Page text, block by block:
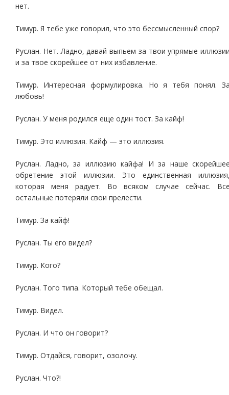
нет.
Тимур. Я тебе уже говорил, что это бессмысленный спор?
Руслан. Нет. Ладно, давай выпьем за твои упрямые
и за твое скорейшее от них избавление.
Тимур. Интересная формулировка. Но я тебя понял.
любовь!
Руслан. У меня родился еще один тост. За кайф!
Тимур. Это иллюзия. Кайф — это иллюзия.
Руслан. Ладно, за иллюзию кайфа! И за наше
обретение этой иллюзии. Это единственная
которая меня радует. Во всяком случае сейчас.
остальные потеряли свои прелести.
Тимур. За кайф!
Руслан. Ты его видел?
Тимур. Кого?
Руслан. Того типа. Который тебе обещал.
Тимур. Видел.
Руслан. И что он говорит?
Тимур. Отдайся, говорит, озолочу.
Руслан. Что?!